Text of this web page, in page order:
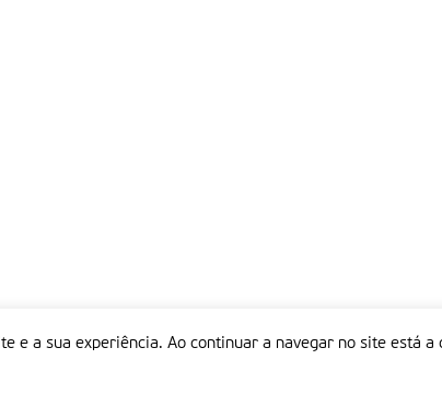
e a sua experiência. Ao continuar a navegar no site está